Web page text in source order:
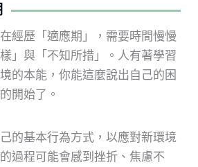
經歷「適應期」，需要時間慢慢
」與「不知所措」。人有著學習
的本能，你能這麼說出自己的困
開始了。
的基本行為方式，以應對新環境
過程可能會感到挫折、焦慮不